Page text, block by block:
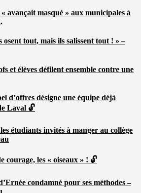
avançait masqué » aux municipales à
osent tout, mais ils salissent tout ! » –
et élèves défilent ensemble contre une
d’offres désigne une équipe déjà
Laval 🔓
étudiants invités à manger au collège
courage, les « oiseaux » ! 🔓
condamné pour ses méthodes –